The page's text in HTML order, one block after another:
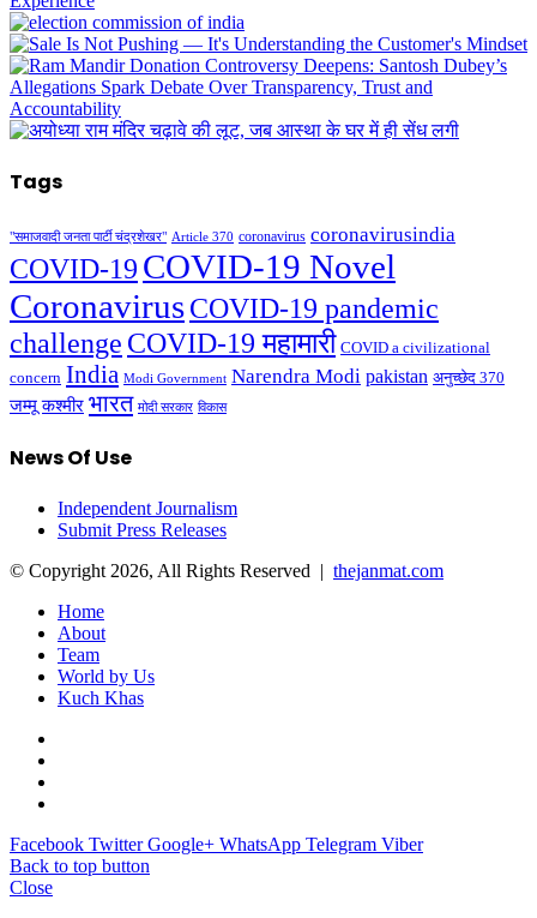
Tags
"समाजवादी जनता पार्टी चंद्रशेखर" Article 370 coronavirus coronavirusindia
COVID-19 COVID-19 Novel
CoronavirusCOVID-19 pandemic
challenge COVID-19 महामारी COVID a civilizational
concern India Modi Government Narendra Modi pakistan अनुच्छेद 370
जम्मू कश्मीर भारत मोदी सरकार विकास
News Of Use
Independent Journalism
Submit Press Releases
© Copyright 2026, All Rights Reserved | thejanmat.com
Home
About
Team
World by Us
Kuch Khas
Facebook Twitter Google+ WhatsApp Telegram Viber
Back to top button
Close